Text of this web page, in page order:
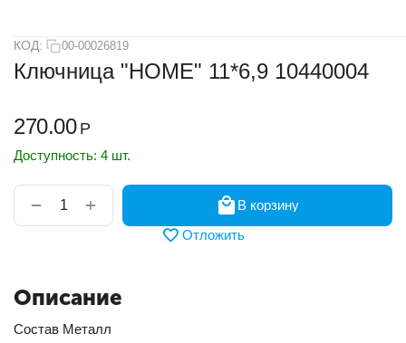
КОД: 00-00026819
Ключница "HOME" 11*6,9 10440004
270.00 Р
Доступность: 4 шт.
+
−
В корзину
Отложить
Описание
Состав Металл